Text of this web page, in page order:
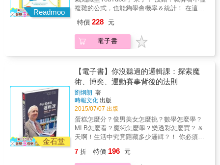
技的關係。 &
方式，幫助各位掌握統計學的重要基礎── ．
瞰全局的視野 ．【二項式分布】是統計學王
者，可以從部分窺見全部，從現在預知未來 ．
【檢定】是捕快，以統計的方式幫助判斷 ．
【相關性】是名偵探，負責找出事件之間的關
係 透過這種新概念教學方式， 讓你對統計學的
理解不只停留在表面，還有辦法運用自如！ 從
此之後，統計學將成為你在職場上的神隊友！
本書特色 ◎將統計學的概念全部「視覺化」！
看不懂公式沒關係，看圖就秒懂。 ◎解說統計
學在教育、金融、製造、政治、醫療、不動產
等業界的多元應用。 ◎解說統計學與「AI」、
「大數據分析」、「區塊鏈」這些最最尖端科
技的關係。 &
「機率與統計」？ 機率與統計是用於釐清「不
確定的事物」的學問，可以幫助我們分析不確
定的事物，看穿真相，掌握先機。比如： ①做
計來做決策的。舉例來說，某間公司打算投資
某個領域，但理由只是「好像會賺錢」的話，
這公司應該有點危險吧？ 如果是體質健全的公
又能獲利多少」的觀點決定是否投資。 ②看穿
「社會假象」 某間補習班宣稱今年的考試合格
「人數」是去年的2倍。請問，這間補習班變得
更厲害了嗎？ 其實，若只有「合格人數」的數
據，是無法斷言這間補習班變厲害的喲。假設
這間補習班的學生人數也增加了1倍，那麼這間
補習班的學生考上第一志願的比例其實跟去年
一樣。 ③提高「說服力」 著名的「白衣天使」
士兵死亡主因」，同時提出許多統計相關的數
Readmoo
複雜的公式，也能夠學會機率＆統計！ 在這個
訊、了解資訊的正確意義， 是商務人士必備的
基礎素養。 而能夠發揮幫助你完成這個任務的
知識，就是──「機率＆統計」！ 許多人只要聽
式， 老師講的話雖然是中文，卻一句也聽不懂
&hellip;&hellip; 課桌前的你，開始在腦中思
索：「為什麼我要學這個？」 本書正是為了這
樣的你而編寫的！ 全書採用對話形式教學，不
使用複雜的公式， 只要懂加減乘除，60分鐘就
能學會「分析資料」、「使用資料」的祕訣！
在日常生活和工作上都超有用！ ．為什麼要學
「機率與統計」？ 機率與統計是用於釐清「不
確定的事物」的學問，可以幫助我們分析不確
定的事物，看穿真相，掌握先機。比如： ①做
特價 228 元
電子書
金石堂
【電子書】你沒聽過的邏輯課：探索魔
術、博奕、運動賽事背後的法則
劉炯朗 著
時報文化 出版
2015/07/07 出版
蛋糕怎麼分？俊男美女怎麼挑？數學怎麼學？
MLB怎麼看？魔術怎麼學？樂透彩怎麼買？ &
天啊！生活中究竟隱藏多少邏輯？！ 你必須跳
傾囊相授 &教你看穿表象 &還原真相！ & 只要
學會簡單的數學邏輯思考， 正解就在你眼前！
7 折 特價 196 元